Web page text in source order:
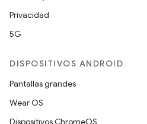
Privacidad
5G
DISPOSITIVOS ANDROID
Pantallas grandes
Wear OS
Dispositivos ChromeOS